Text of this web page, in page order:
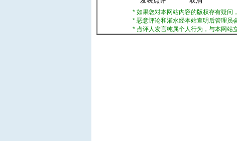
* 如果您对本网站内容的版权存有疑问
* 恶意评论和灌水经本站查明后管理员
* 点评人发言纯属个人行为，与本网站